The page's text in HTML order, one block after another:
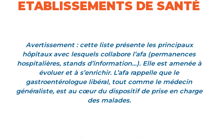
ETABLISSEMENTS DE SANTÉ
Avertissement : cette liste présente les principaux
hôpitaux avec lesquels collabore l’afa (permanences
hospitalières, stands d’information…). Elle est amenée à
évoluer et à s’enrichir. L’afa rappelle que le
gastroentérologue libéral, tout comme le médecin
généraliste, est au cœur du dispositif de prise en charge
des malades.